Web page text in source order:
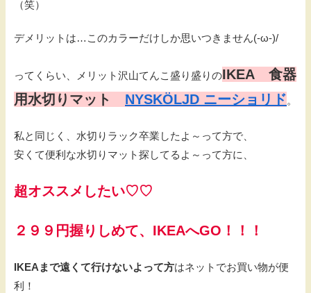
（笑）
デメリットは…このカラーだけしか思いつきません(-ω-)/
ってくらい、メリット沢山てんこ盛り盛りのIKEA
食器
用水切りマット NYSKÖLJD ニーショリド。
私と同じく、水切りラック卒業したよ～って方で、
安くて便利な水切りマット探してるよ～って方に、
超オススメしたい♡♡
２９９円握りしめて、IKEAへGO！！！
IKEAまで遠くて行けないよって方はネットでお買い物が便
利！